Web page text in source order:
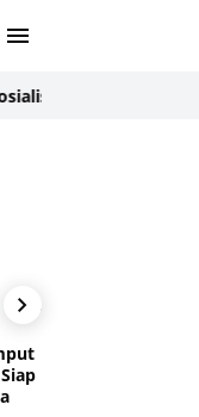
Penandatanganan
NarasiNews.com